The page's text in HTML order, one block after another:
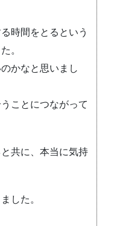
時間をとるという
。
かなと思いまし
ことにつながって
共に、本当に気持
した。